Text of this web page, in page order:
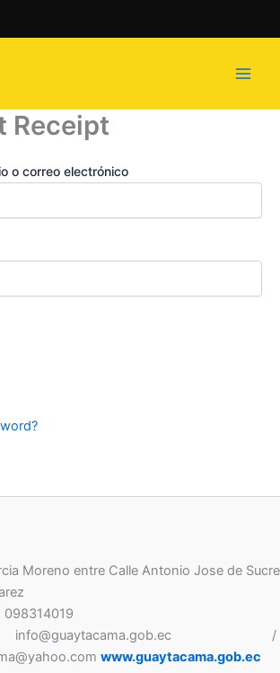
Receipt
o correo electrónico
Moreno entre Calle Antonio Jose de Sucre
info@guaytacama.gob.ec /
www.guaytacama.gob.ec